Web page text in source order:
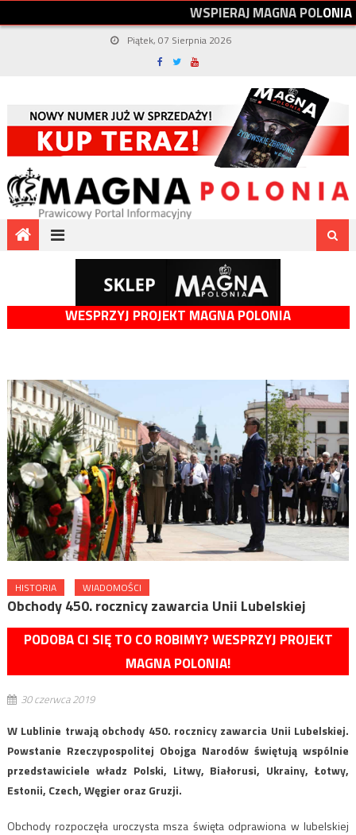
WSPIERAJMAGNAPOLONIA
Piątek, 07 Sierpnia 2026
WESPRZYJ PROJEKT MAGNA POLONIA
HISTORIA WIADOMOŚCI
Obchody 450. rocznicy zawarcia Unii Lubelskiej
PODOBA CI SIĘ TO CO ROBIMY? WESPRZYJ PROJEKT
MAGNA POLONIA!
30 czerwca 2019
W Lublinie trwają obchody 450. rocznicy zawarcia Unii Lubelskiej.
Powstanie Rzeczypospolitej Obojga Narodów świętują wspólnie
przedstawiciele władz Polski, Litwy, Białorusi, Ukrainy, Łotwy,
Estonii, Czech, Węgier oraz Gruzji.
Obchody rozpoczęła uroczysta msza święta odprawiona w lubelskiej